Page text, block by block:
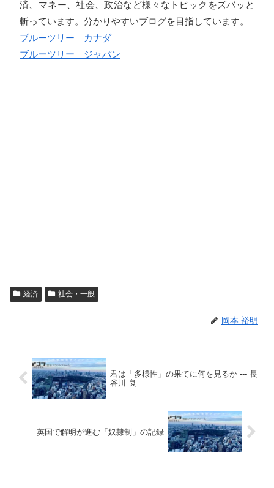
済、マネー、社会、政治など様々なトピックをズバッと
斬っています。分かりやすいブログを目指しています。
ブルーツリー カナダ
ブルーツリー ジャパン
経済 社会・一般
岡本 裕明
君は「多様性」の果てに何を見るか --- 長
谷川 良
英国で解明が進む「奴隷制」の記録